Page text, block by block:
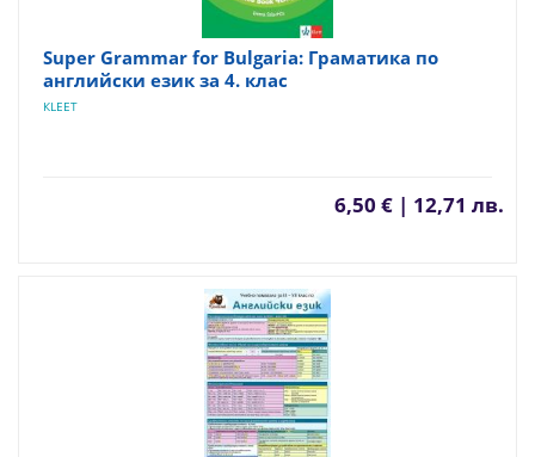
Super Grammar for Bulgaria: Граматика по
английски език за 4. клас
КLEET
6,50 € | 12,71 лв.